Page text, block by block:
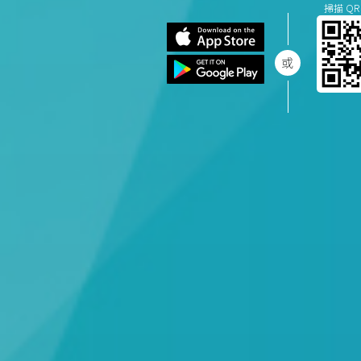
掃描